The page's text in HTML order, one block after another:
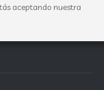
aceptando nuestra